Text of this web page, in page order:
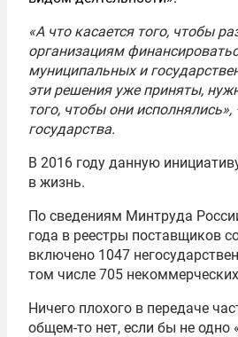
«А что касается того, чтобы
организациям
муниципальных и
эти решения уже приняты,
того, чтобы они
государства.
В 2016 году данную
в жизнь.
По сведениям Минтруда
года в реестры поставщиков
включено 1047
том числе 705
Ничего плохого в передаче
общем-то нет, если бы не одно